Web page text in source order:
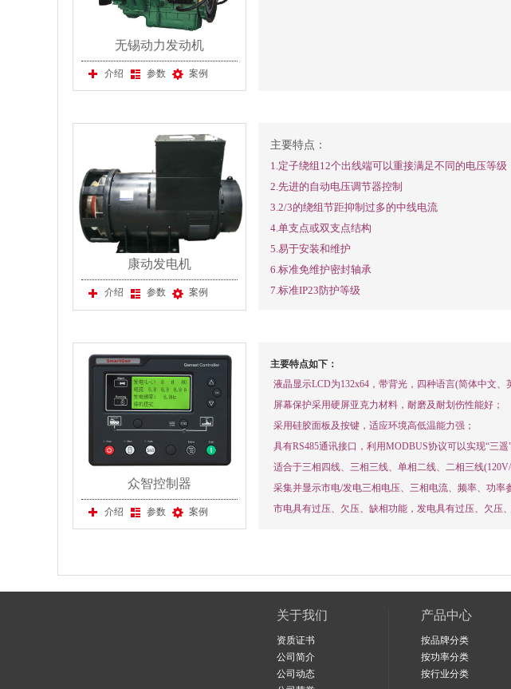
无锡动力发动机
介绍 参数 案例
康动发电机
介绍 参数 案例
主要特点：
1.定子绕组12个出线端可以重接满足不同的电压等级
2.先进的自动电压调节器控制
3.2/3的绕组节距抑制过多的中线电流
4.单支点或双支点结构
5.易于安装和维护
6.标准免维护密封轴承
7.标准IP23防护等级
众智控制器
介绍 参数 案例
主要特点如下：
液晶显示LCD为132x64，带背光，四种语言(简体中文
屏幕保护采用硬屏亚克力材料，耐磨及耐划伤性能好；
采用硅胶面板及按键，适应环境高低温能力强；
具有RS485通讯接口，利用MODBUS协议可以实现“三遥
适合于三相四线、三相三线、单相二线、二相三线(120V/
采集并显示市电/发电三相电压、三相电流、频率、功率
市电具有过压、欠压、缺相功能，发电具有过压、欠压
关于我们
资质证书
公司简介
公司动态
产品中心
按品牌分类
按功率分类
按行业分类